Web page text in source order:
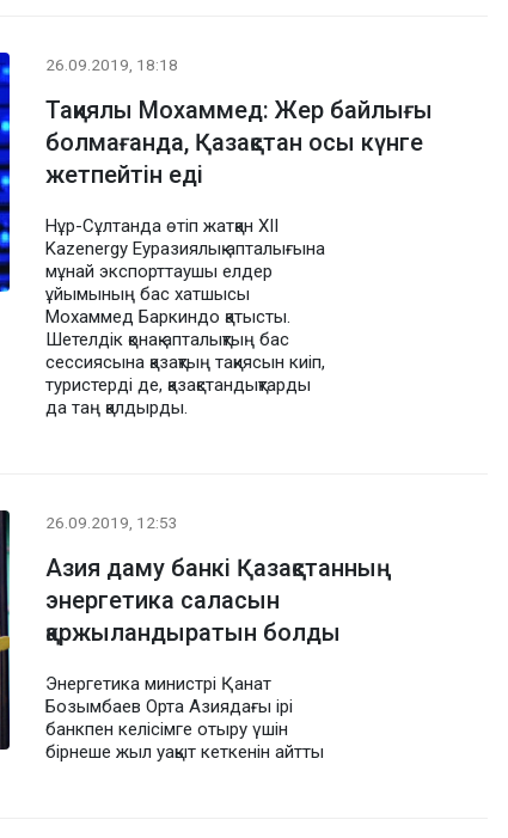
26.09.2019, 18:18
Тақиялы Мохаммед: Жер байлығы
болмағанда, Қазақстан осы күнге
жетпейтін еді
Нұр-Сұлтанда өтіп жатқан XII
Kazenergy Еуразиялық апталығына
мұнай экспорттаушы елдер
ұйымының бас хатшысы
Мохаммед Баркиндо қатысты.
Шетелдік қонақ апталықтың бас
сессиясына қазақтың тақиясын киіп,
туристерді де, қазақстандықтарды
да таң қалдырды.
26.09.2019, 12:53
Азия даму банкі Қазақстанның
энергетика саласын
қаржыландыратын болды
Энергетика министрі Қанат
Бозымбаев Орта Азиядағы ірі
банкпен келісімге отыру үшін
бірнеше жыл уақыт кеткенін айтты